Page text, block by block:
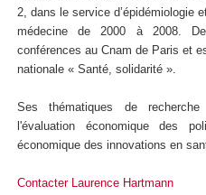
2, dans le service d’épidémiologie
médecine de 2000 à 2008.
conférences au Cnam de Paris et
nationale « Santé, solidarité ».
Ses thématiques de
l'évaluation économique des
économique des innovations en
Contacter Laurence Hartmann